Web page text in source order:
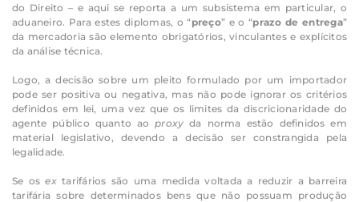
do Direito – e aqui se reporta a um subsistema em particular, o
aduaneiro. Para estes diplomas, o “preço” e o “prazo de entrega”
da mercadoria são elemento obrigatórios, vinculantes e explícitos
da análise técnica.
Logo, a decisão sobre um pleito formulado por um importador
pode ser positiva ou negativa, mas não pode ignorar os critérios
definidos em lei, uma vez que os limites da discricionaridade do
agente público quanto aoproxy da norma estão definidos em
material legislativo, devendo a decisão ser constrangida pela
legalidade.
Se osextarifários são uma medida voltada a reduzir a barreira
tarifária sobre determinados bens que não possuam produção